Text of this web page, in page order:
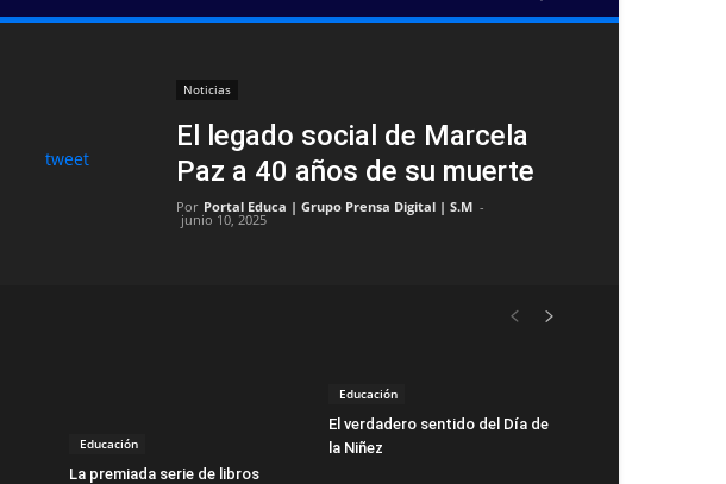
Noticias
El legado social de Marcela
Paz a 40 años de su muerte
Por Portal Educa | Grupo Prensa Digital | S.M -
junio 10, 2025
tweet
Educación
La premiada serie de libros
Educación
El verdadero sentido del Día de
la Niñez